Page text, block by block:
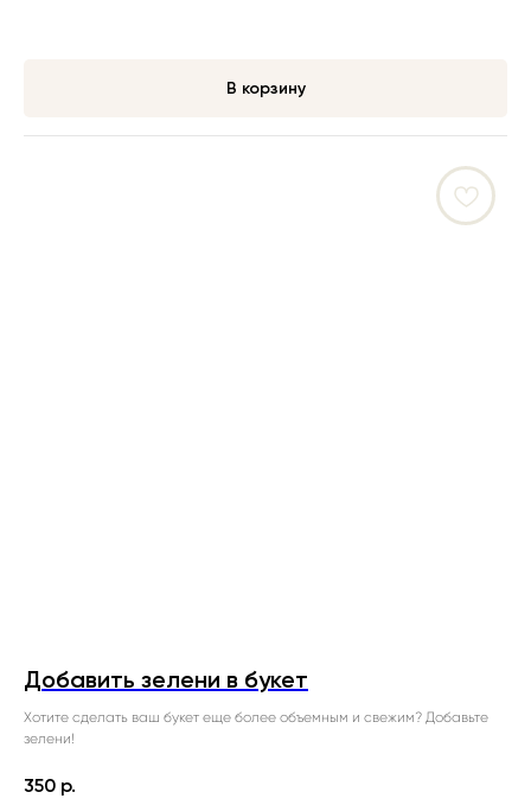
В корзину
Добавить зелени в букет
Хотите сделать ваш букет еще более объемным и свежим? Добавьте
зелени!
350 р.